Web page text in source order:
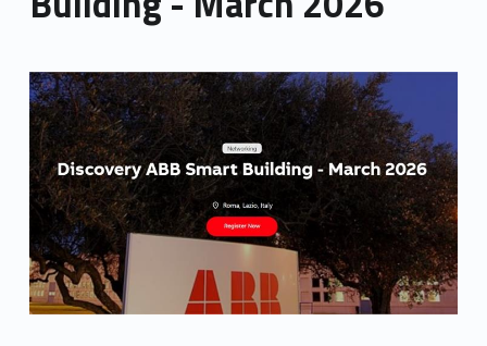
Link identifier archive #link-archive-thumb-soap-53046